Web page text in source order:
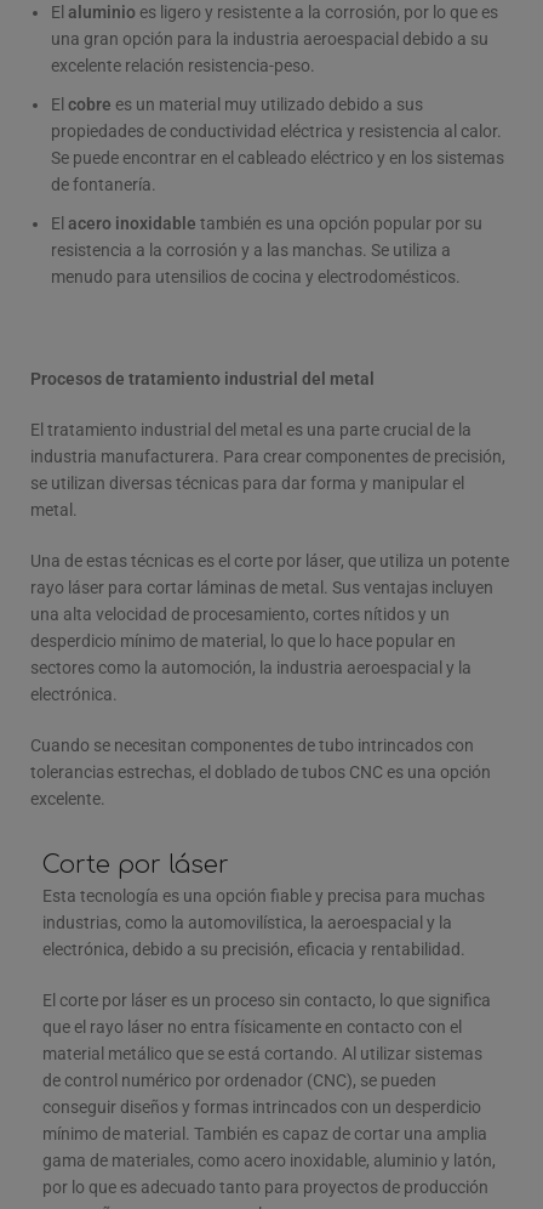
El aluminio es ligero y resistente a la corrosión, por lo que es
una gran opción para la industria aeroespacial debido a su
excelente relación resistencia-peso.
El cobre es un material muy utilizado debido a sus
propiedades de conductividad eléctrica y resistencia al calor.
Se puede encontrar en el cableado eléctrico y en los sistemas
de fontanería.
El acero inoxidable también es una opción popular por su
resistencia a la corrosión y a las manchas. Se utiliza a
menudo para utensilios de cocina y electrodomésticos.
Procesos de tratamiento industrial del metal
El tratamiento industrial del metal es una parte crucial de la
industria manufacturera. Para crear componentes de precisión,
se utilizan diversas técnicas para dar forma y manipular el
metal.
Una de estas técnicas es el corte por láser, que utiliza un potente
rayo láser para cortar láminas de metal. Sus ventajas incluyen
una alta velocidad de procesamiento, cortes nítidos y un
desperdicio mínimo de material, lo que lo hace popular en
sectores como la automoción, la industria aeroespacial y la
electrónica.
Cuando se necesitan componentes de tubo intrincados con
tolerancias estrechas, el doblado de tubos CNC es una opción
excelente.
Corte por láser
Esta tecnología es una opción fiable y precisa para muchas
industrias, como la automovilística, la aeroespacial y la
electrónica, debido a su precisión, eficacia y rentabilidad.
El corte por láser es un proceso sin contacto, lo que significa
que el rayo láser no entra físicamente en contacto con el
material metálico que se está cortando. Al utilizar sistemas
de control numérico por ordenador (CNC), se pueden
conseguir diseños y formas intrincados con un desperdicio
mínimo de material. También es capaz de cortar una amplia
gama de materiales, como acero inoxidable, aluminio y latón,
por lo que es adecuado tanto para proyectos de producción